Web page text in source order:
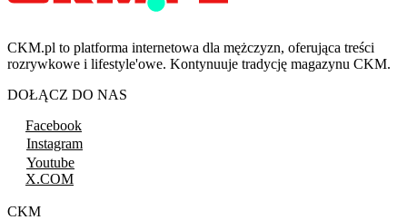
CKM.pl to platforma internetowa dla mężczyzn, oferująca treści
rozrywkowe i lifestyle'owe. Kontynuuje tradycję magazynu CKM.
DOŁĄCZ DO NAS
Facebook
Instagram
Youtube
X.COM
CKM